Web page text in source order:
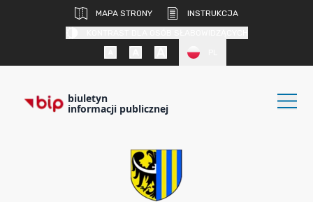
MAPA STRONY
INSTRUKCJA
biuletyn
informacji publicznej